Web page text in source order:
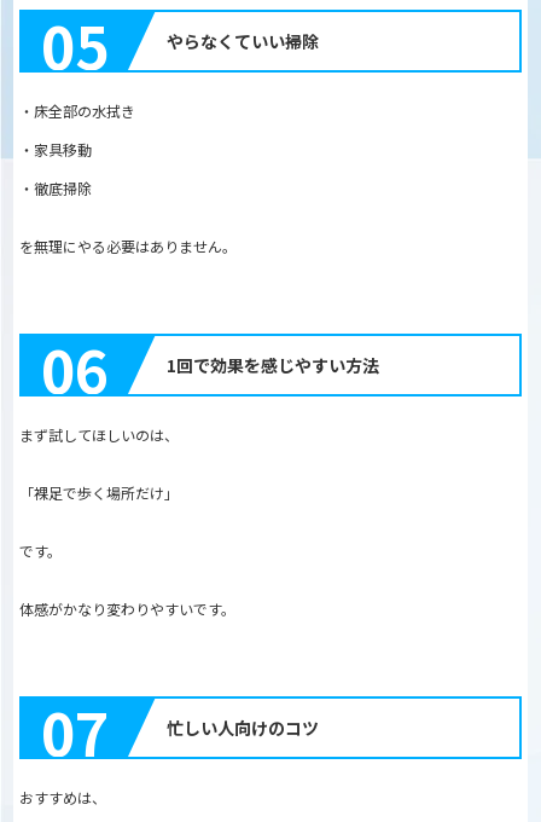
05 やらなくていい掃除
・床全部の水拭き
・家具移動
・徹底掃除
を無理にやる必要はありません。
06 1回で効果を感じやすい方法
まず試してほしいのは、
「裸足で歩く場所だけ」
です。
体感がかなり変わりやすいです。
07 忙しい人向けのコツ
おすすめは、